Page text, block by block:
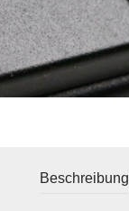
Beschreibung